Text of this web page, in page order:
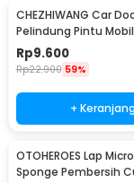
CHEZHIWANG Car
Pelindung Pintu
Gores 8 PCS - HT-001
Rp9.600
Rp22.900 59%
+
OTOHEROES Lap
Sponge Pembersih